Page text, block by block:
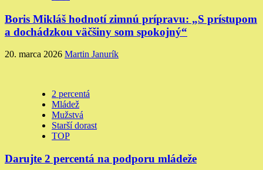
Boris Mikláš hodnotí zimnú prípravu: „S prístupom
a dochádzkou väčšiny som spokojný“
20. marca 2026 Martin Janurík
2 percentá
Mládež
Mužstvá
Starší dorast
TOP
Darujte 2 percentá na podporu mládeže